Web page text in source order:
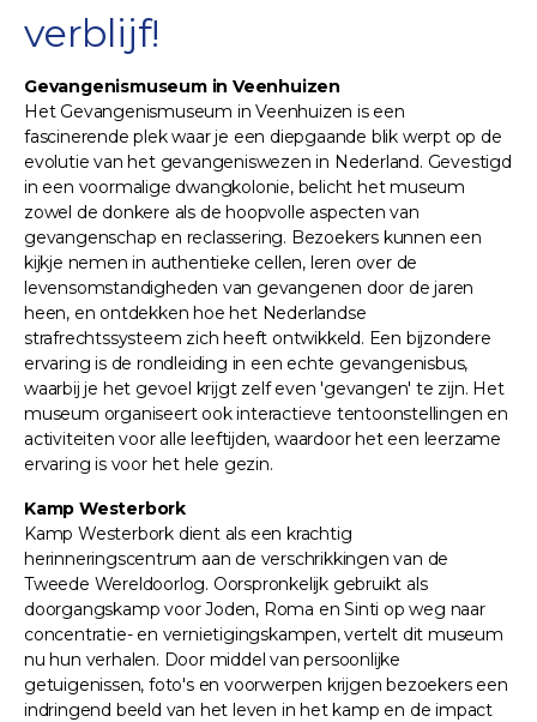
verblijf!
Gevangenismuseum in Veenhuizen
Het Gevangenismuseum in Veenhuizen is een
fascinerende plek waar je een diepgaande blik werpt op de
evolutie van het gevangeniswezen in Nederland. Gevestigd
in een voormalige dwangkolonie, belicht het museum
zowel de donkere als de hoopvolle aspecten van
gevangenschap en reclassering. Bezoekers kunnen een
kijkje nemen in authentieke cellen, leren over de
levensomstandigheden van gevangenen door de jaren
heen, en ontdekken hoe het Nederlandse
strafrechtssysteem zich heeft ontwikkeld. Een bijzondere
ervaring is de rondleiding in een echte gevangenisbus,
waarbij je het gevoel krijgt zelf even 'gevangen' te zijn. Het
museum organiseert ook interactieve tentoonstellingen en
activiteiten voor alle leeftijden, waardoor het een leerzame
ervaring is voor het hele gezin.
Kamp Westerbork
Kamp Westerbork dient als een krachtig
herinneringscentrum aan de verschrikkingen van de
Tweede Wereldoorlog. Oorspronkelijk gebruikt als
doorgangskamp voor Joden, Roma en Sinti op weg naar
concentratie- en vernietigingskampen, vertelt dit museum
nu hun verhalen. Door middel van persoonlijke
getuigenissen, foto's en voorwerpen krijgen bezoekers een
indringend beeld van het leven in het kamp en de impact